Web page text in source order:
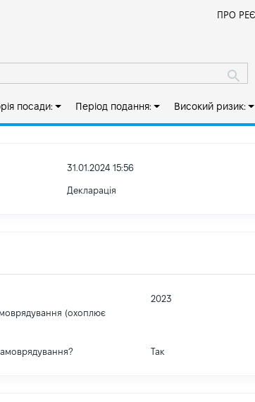
ПРО
посади: Період подання: Високий ризик:
31.01.2024 15:56
Декларація
(охоплює
2023
Так